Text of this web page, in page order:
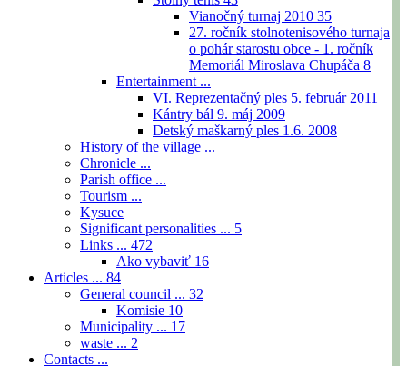
Vianočný turnaj 2010 35
27. ročník stolnotenisového turnaja
o pohár starostu obce - 1. ročník
Memoriál Miroslava Chupáča 8
Entertainment ...
VI. Reprezentačný ples 5. február 2011
Kántry bál 9. máj 2009
Detský maškarný ples 1.6. 2008
History of the village ...
Chronicle ...
Parish office ...
Tourism ...
Kysuce
Significant personalities ... 5
Links ... 472
Ako vybaviť 16
Articles ... 84
General council ... 32
Komisie 10
Municipality ... 17
waste ... 2
Contacts ...